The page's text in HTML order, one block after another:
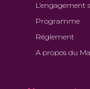
L’engagement
Programme
Réglement
A propos du